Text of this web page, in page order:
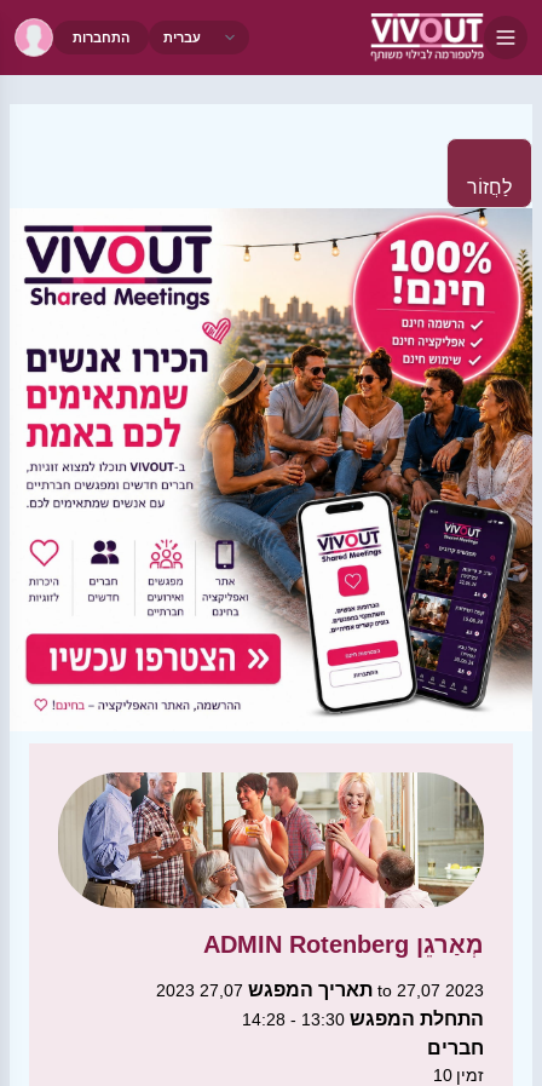
התחברות
לַחֲזוֹר
ADMIN Rotenberg מְאַרגֵן
תאריך המפגש 27,07 2023 to 27,07 2023
התחלת המפגש 13:30 - 14:28
חברים
10 זמין